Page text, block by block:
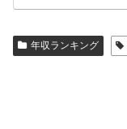
年収ランキング